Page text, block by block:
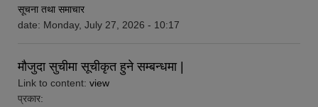
सूचना तथा समाचार
date: Monday, July 27, 2026 - 10:17
मौजुदा सुचीमा सूचीकृत हुने सम्बन्धमा |
Link to content: view
प्रकार: